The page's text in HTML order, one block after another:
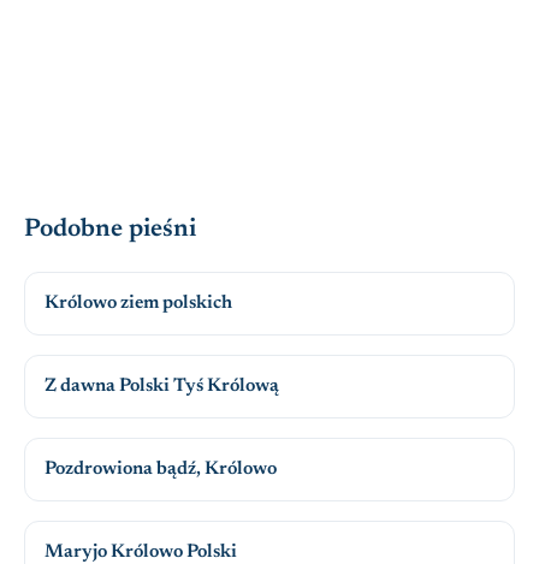
Podobne pieśni
Królowo ziem polskich
Z dawna Polski Tyś Królową
Pozdrowiona bądź, Królowo
Maryjo Królowo Polski